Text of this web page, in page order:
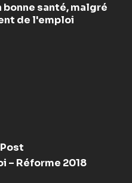
bonne santé, malgré
de l'emploi
– Réforme 2018